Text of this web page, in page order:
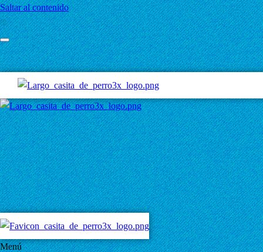
Saltar al contenido
Menú